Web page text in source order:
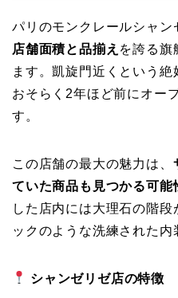
パリのモンクレールシャン
店舗面積と品揃え を誇る旗
ます。凱旋門近くという絶
おそらく2年ほど前にオー
す。
この店舗の最大の魅力は、
ていた商品も見つかる可能
した店内には大理石の階
ックのような洗練された内
シャンゼリゼ店の特徴